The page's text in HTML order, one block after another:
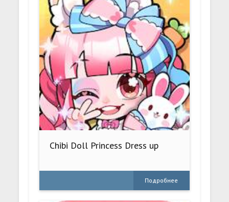
Chibi Doll Princess Dress up
Подробнее